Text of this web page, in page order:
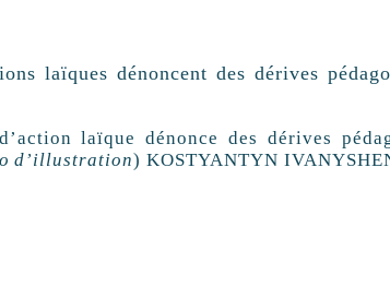
laïque dénonce des dérives
d’illustration) KOSTYANTYN